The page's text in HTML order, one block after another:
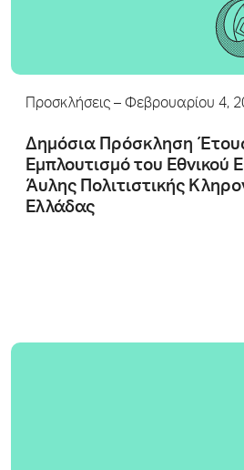
Προσκλήσεις – Φεβρουαρίου 4,
Δημόσια Πρόσκληση
Εμπλουτισμό του Εθνικού
Άυλης Πολιτιστικής
Ελλάδας